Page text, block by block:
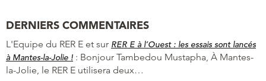
DERNIERS COMMENTAIRES
L'Equipe du RER E et sur RER E à l’Ouest : les essais sont lancés
à Mantes-la-Jolie ! : Bonjour Tambedou Mustapha, À Mantes-
la-Jolie, le RER E utilisera deux…